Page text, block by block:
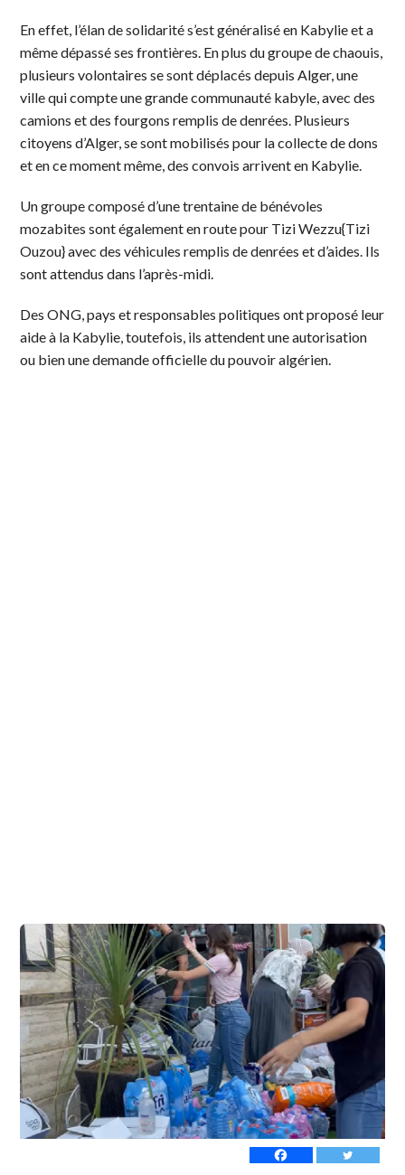
En effet, l’élan de solidarité s’est généralisé en Kabylie et a
même dépassé ses frontières. En plus du groupe de chaouis,
plusieurs volontaires se sont déplacés depuis Alger, une
ville qui compte une grande communauté kabyle, avec des
camions et des fourgons remplis de denrées. Plusieurs
citoyens d’Alger, se sont mobilisés pour la collecte de dons
et en ce moment même, des convois arrivent en Kabylie.
Un groupe composé d’une trentaine de bénévoles
mozabites sont également en route pour Tizi Wezzu{Tizi
Ouzou} avec des véhicules remplis de denrées et d’aides. Ils
sont attendus dans l’après-midi.
Des ONG, pays et responsables politiques ont proposé leur
aide à la Kabylie, toutefois, ils attendent une autorisation
ou bien une demande officielle du pouvoir algérien.